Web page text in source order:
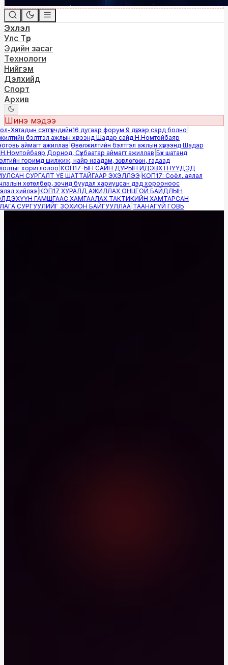
Эхлэл
Улс Төр
Эдийн засаг
Технологи
Нийгэм
Дэлхийд
Спорт
Архив
Шинэ мэдээ
Хятадын сэтгүүлчдийн16 дугаар форум 9 дүгээр сард болно|
бэлтгэл ажлын хүрээнд Шадар сайд Н.Номтойбаяр
аймагт ажиллав|Өвөлжилтийн бэлтгэл ажлын хүрээнд Шадар
Дорнод, Сүхбаатар аймагт ажиллав|Бүх шатанд
горимд шилжиж, найр наадам, зөвлөгөөн, гадаад
хориглолоо|КОП17-ЫН САЙН ДУРЫН ИДЭВХТНҮҮДЭД
СУРГАЛТ ҮЕ ШАТТАЙГААР ЭХЭЛЛЭЭ|КОП17: Соёл, аялал
хөтөлбөр, зочид буудал хариуцсан дэд хорооноос
хийлээ|КОП17 ХУРАЛД АЖИЛЛАХ ОНЦГОЙ БАЙДЛЫН
ГАМШГААС ХАМГААЛАХ ТАКТИКИЙН ХАМТАРСАН
СУРГУУЛИЙГ ЗОХИОН БАЙГУУЛЛАА|ТААНАГҮЙ ГОВЬ